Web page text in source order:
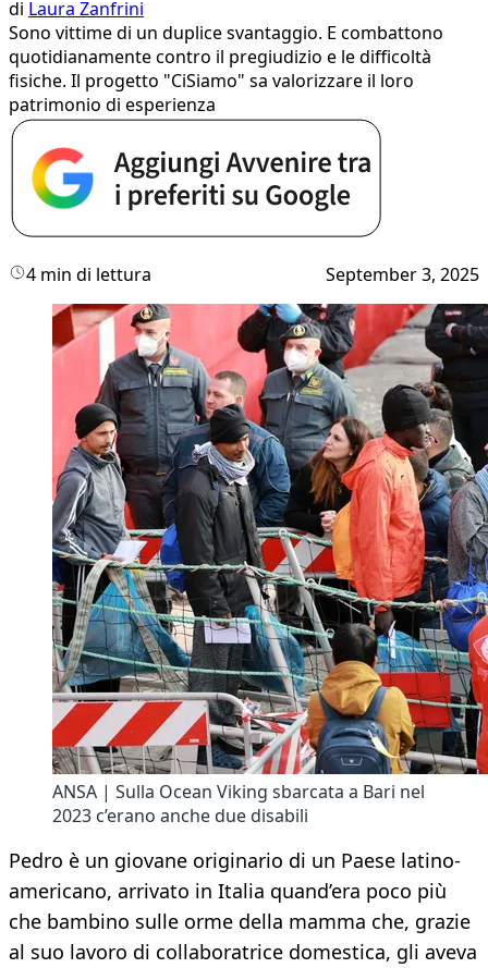
di Laura Zanfrini
Sono vittime di un duplice svantaggio. E combattono
quotidianamente contro il pregiudizio e le difficoltà
fisiche. Il progetto "CiSiamo" sa valorizzare il loro
patrimonio di esperienza
4 min di lettura September 3, 2025
ANSA | Sulla Ocean Viking sbarcata a Bari nel
2023 c’erano anche due disabili
Pedro è un giovane originario di un Paese latino-
americano, arrivato in Italia quand’era poco più
che bambino sulle orme della mamma che, grazie
al suo lavoro di collaboratrice domestica, gli aveva